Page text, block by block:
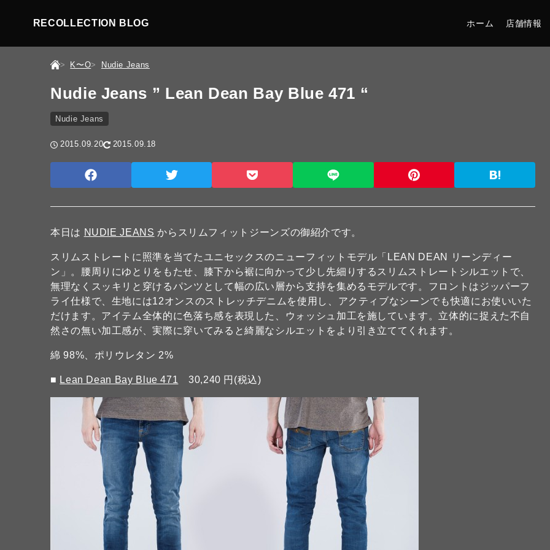
RECOLLECTION BLOG ホーム 店舗情報
K〜O Nudie Jeans
Nudie Jeans ” Lean Dean Bay Blue 471 “
Nudie Jeans
2015.09.20 2015.09.18
本日は NUDIE JEANS からスリムフィットジーンズの御紹介です。
スリムストレートに照準を当てたユニセックスのニューフィットモデル「LEAN DEAN リーンディー
ン」。腰周りにゆとりをもたせ、膝下から裾に向かって少し先細りするスリムストレートシルエットで、
無理なくスッキリと穿けるパンツとして幅の広い層から支持を集めるモデルです。フロントはジッパーフ
ライ仕様で、生地には12オンスのストレッチデニムを使用し、アクティブなシーンでも快適にお使いいた
だけます。アイテム全体的に色落ち感を表現した、ウォッシュ加工を施しています。立体的に捉えた不自
然さの無い加工感が、実際に穿いてみると綺麗なシルエットをより引き立ててくれます。
綿 98%、ポリウレタン 2%
■ Lean Dean Bay Blue 471 30,240 円(税込)